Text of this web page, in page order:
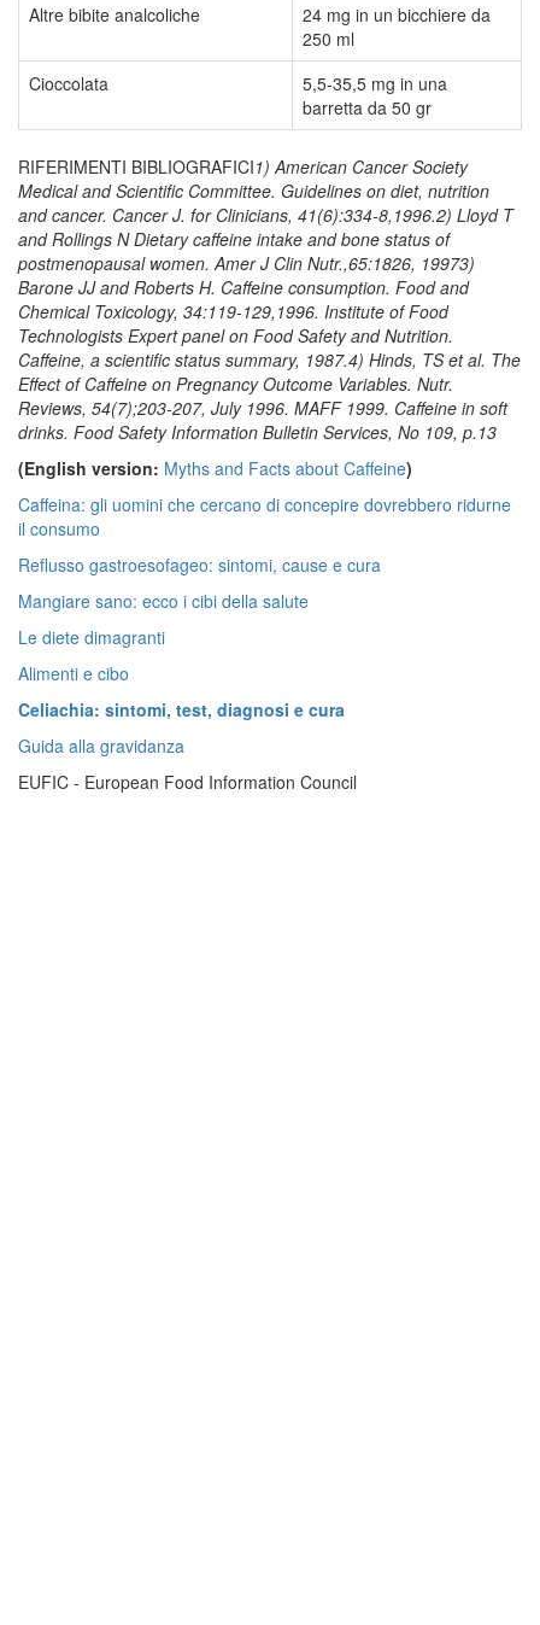
Altre bibite analcoliche
24 mg in un bicchiere da
250 ml
Cioccolata
5,5-35,5 mg in una
barretta da 50 gr
RIFERIMENTI BIBLIOGRAFICI1) American Cancer Society
Medical and Scientific Committee. Guidelines on diet, nutrition
and cancer. Cancer J. for Clinicians, 41(6):334-8,1996.2) Lloyd T
and Rollings N Dietary caffeine intake and bone status of
postmenopausal women. Amer J Clin Nutr.,65:1826, 19973)
Barone JJ and Roberts H. Caffeine consumption. Food and
Chemical Toxicology, 34:119-129,1996. Institute of Food
Technologists Expert panel on Food Safety and Nutrition.
Caffeine, a scientific status summary, 1987.4) Hinds, TS et al. The
Effect of Caffeine on Pregnancy Outcome Variables. Nutr.
Reviews, 54(7);203-207, July 1996. MAFF 1999. Caffeine in soft
drinks. Food Safety Information Bulletin Services, No 109, p.13
(English version: Myths and Facts about Caffeine)
Caffeina: gli uomini che cercano di concepire dovrebbero ridurne
il consumo
Reflusso gastroesofageo: sintomi, cause e cura
Mangiare sano: ecco i cibi della salute
Le diete dimagranti
Alimenti e cibo
Celiachia: sintomi, test, diagnosi e cura
Guida alla gravidanza
EUFIC - European Food Information Council